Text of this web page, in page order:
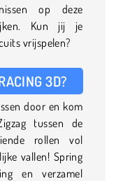
op deze
Kun jij je
vrijspelen?
3D?
door en kom
tussen de
rollen vol
vallen! Spring
en verzamel